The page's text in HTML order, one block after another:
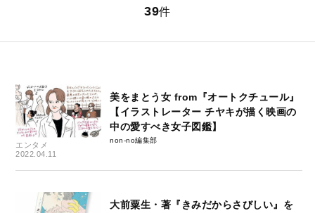
39件
エンタメ
2022.04.11
美をまとう女 from『オートクチュール』
【イラストレーター チヤキが描く映画の
中の愛すべき女子図鑑】
non-no編集部
大前粟生・著『きみだからさびしい』を